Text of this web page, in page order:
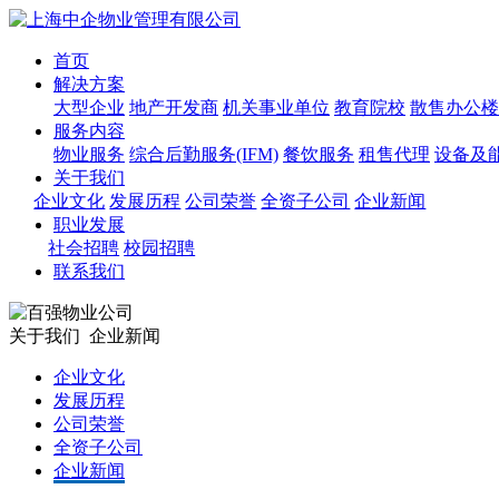
首页
解决方案
大型企业 地产开发商 机关事业单位 教育院校 散售办公楼
服务内容
物业服务 综合后勤服务(IFM) 餐饮服务 租售代理 设备及
关于我们
企业文化 发展历程 公司荣誉 全资子公司 企业新闻
职业发展
社会招聘 校园招聘
联系我们
关于我们 企业新闻
企业文化
发展历程
公司荣誉
全资子公司
企业新闻